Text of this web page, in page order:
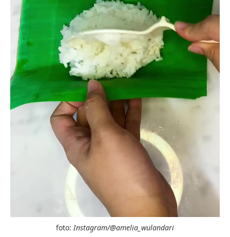
foto:Instagram/@amelia_wulandari